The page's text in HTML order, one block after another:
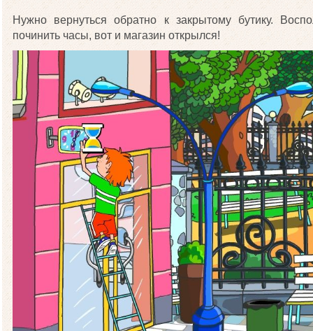
Нужно вернуться обратно к закрытому бутику.
починить часы, вот и магазин открылся!